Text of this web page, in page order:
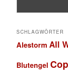
SCHLAGWÖRTER
Alestorm All
Blutengel